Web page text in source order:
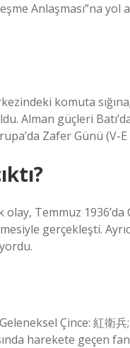
Anlaşması”na yol
komuta
Alman güçleri
Zafer Günü (V-
Temmuz
gerçekleşti.
Çince: 紅衛
harekete geçen